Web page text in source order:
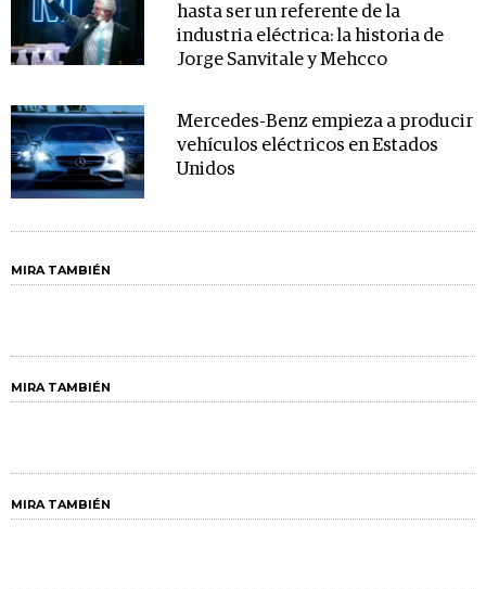
hasta ser un referente de la
industria eléctrica: la historia de
Jorge Sanvitale y Mehcco
Mercedes-Benz empieza a producir
vehículos eléctricos en Estados
Unidos
MIRA TAMBIÉN
MIRA TAMBIÉN
MIRA TAMBIÉN